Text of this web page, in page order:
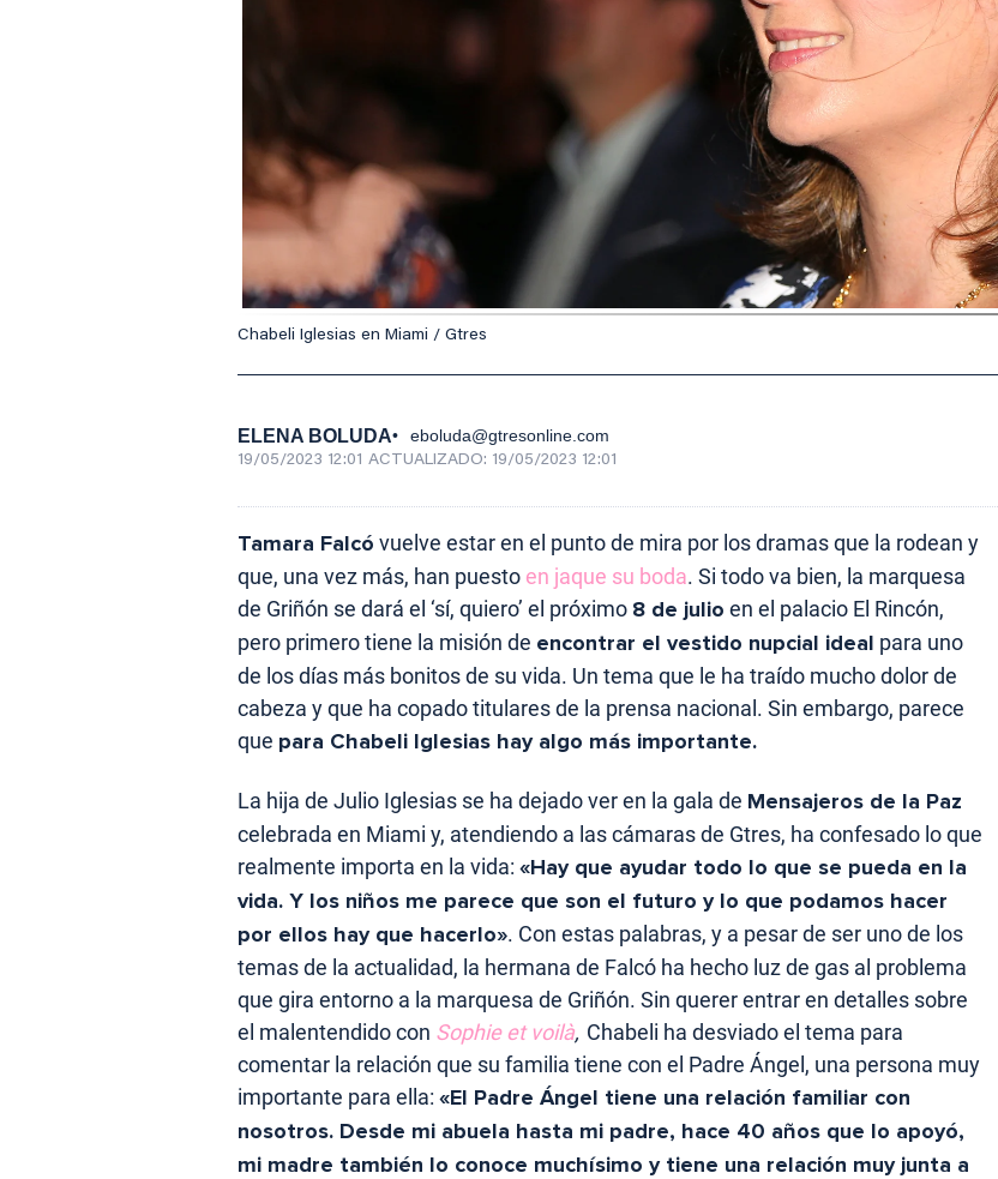
Chabeli Iglesias en Miami / Gtres
ELENA BOLUDA eboluda@gtresonline.com
19/05/2023 12:01 ACTUALIZADO: 19/05/2023 12:01
Tamara Falcó vuelve estar en el punto de mira por los dramas que la rodean y
que, una vez más, han puesto en jaque su boda. Si todo va bien, la marquesa
de Griñón se dará el ‘sí, quiero’ el próximo 8 de julio en el palacio El Rincón,
pero primero tiene la misión de encontrar el vestido nupcial ideal para uno
de los días más bonitos de su vida. Un tema que le ha traído mucho dolor de
cabeza y que ha copado titulares de la prensa nacional. Sin embargo, parece
que para Chabeli Iglesias hay algo más importante.
La hija de Julio Iglesias se ha dejado ver en la gala de Mensajeros de la Paz
celebrada en Miami y, atendiendo a las cámaras de Gtres, ha confesado lo que
realmente importa en la vida: «Hay que ayudar todo lo que se pueda en la
vida. Y los niños me parece que son el futuro y lo que podamos hacer
por ellos hay que hacerlo». Con estas palabras, y a pesar de ser uno de los
temas de la actualidad, la hermana de Falcó ha hecho luz de gas al problema
que gira entorno a la marquesa de Griñón. Sin querer entrar en detalles sobre
el malentendido con Sophie et voilà, Chabeli ha desviado el tema para
comentar la relación que su familia tiene con el Padre Ángel, una persona muy
importante para ella: «El Padre Ángel tiene una relación familiar con
nosotros. Desde mi abuela hasta mi padre, hace 40 años que lo apoyó,
mi madre también lo conoce muchísimo y tiene una relación muy junta a